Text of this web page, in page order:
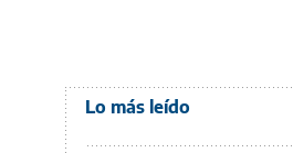
Lo más leído